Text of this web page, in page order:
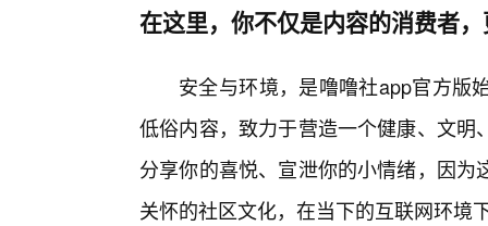
在这里，你不仅是内容的消费者
安全与环境，是噜噜社app官方版
低俗内容，致力于营造一个健康、文
分享你的喜悦、宣泄你的小情绪，因
关怀的社区文化，在当下的互联网环境